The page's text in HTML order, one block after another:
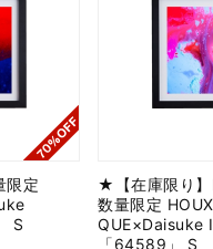
限定
S
★【在庫限り
数量限定
QUE×Daisuke
「64589」 S